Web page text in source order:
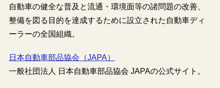
自動車の健全な普及と流通・環境面等の諸問題の改善、
整備を図る目的を達成するために設立された自動車ディ
ーラーの全国組織。
日本自動車部品協会（JAPA）
一般社団法人 日本自動車部品協会 JAPAの公式サイト。